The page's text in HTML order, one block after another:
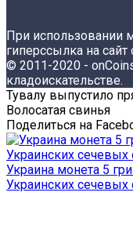
При использовании
гиперссылка на сайт
© 2011-2020 -
кладоискательстве.
Тувалу выпустило
Волосатая свинья
Поделиться на
Украина монета 5
Украинских